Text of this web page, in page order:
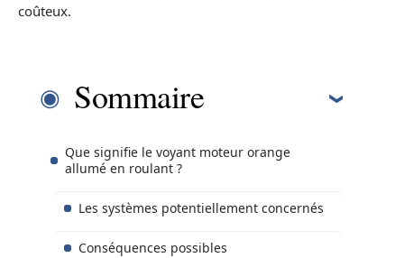
coûteux.
Sommaire
Que signifie le voyant moteur orange
allumé en roulant ?
Les systèmes potentiellement concernés
Conséquences possibles